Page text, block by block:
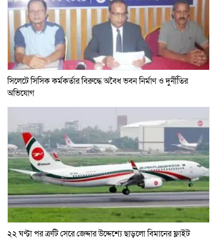
সিলেটে সিসিক কর্মকর্তার বিরুদ্ধে অবৈধ ভবন নির্মাণ ও দুর্নীতির
অভিযোগ
২২ ঘণ্টা পর ত্রুটি সেরে জেদ্দার উদ্দেশ্যে ছাড়লো বিমানের ফ্লাইট